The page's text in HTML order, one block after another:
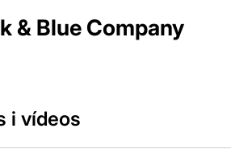
& Blue Company
i vídeos